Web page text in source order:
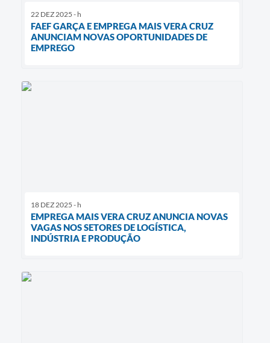
22 DEZ 2025 - h
FAEF GARÇA E EMPREGA MAIS VERA CRUZ
ANUNCIAM NOVAS OPORTUNIDADES DE
EMPREGO
18 DEZ 2025 - h
EMPREGA MAIS VERA CRUZ ANUNCIA NOVAS
VAGAS NOS SETORES DE LOGÍSTICA,
INDÚSTRIA E PRODUÇÃO